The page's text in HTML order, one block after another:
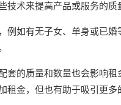
术来提高产品或服务的质
例如有无子女、单身或已
套的质量和数量也会影响
金，但也有助于吸引更多